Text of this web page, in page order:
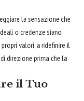
la sensazione che
o credenze siano
valori, a ridefinire il
direzione prima che la
il Tuo